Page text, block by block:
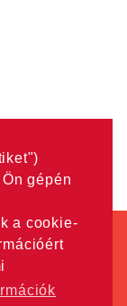
gépén
a cookie-
2016